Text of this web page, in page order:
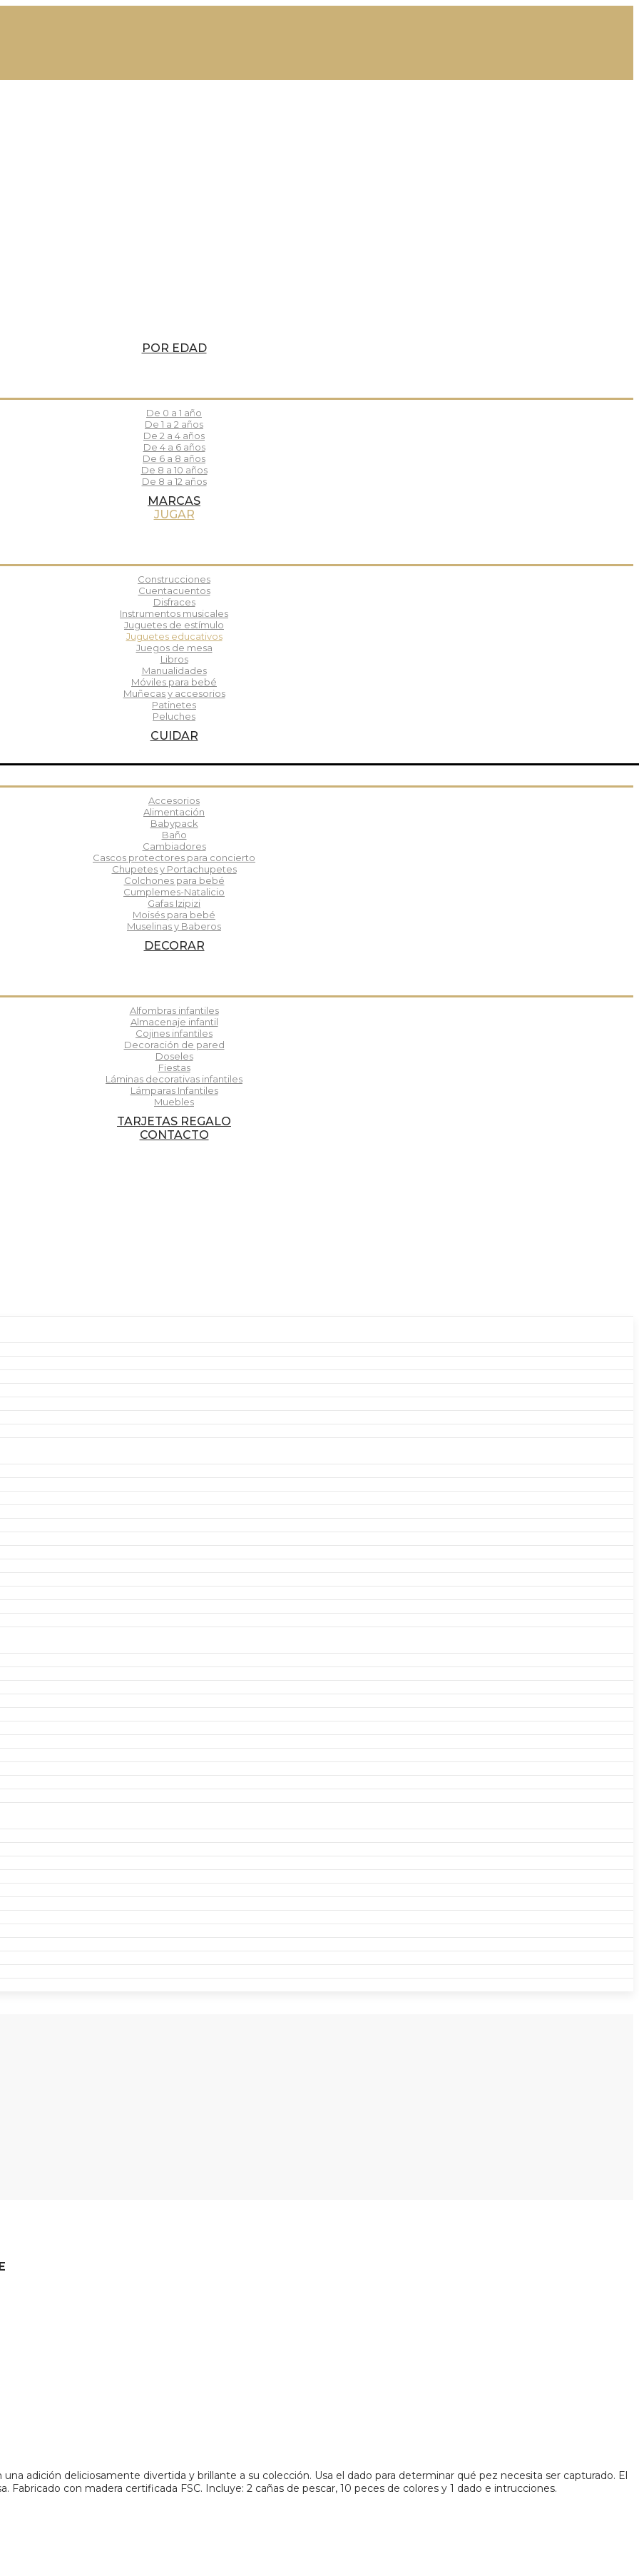
POR EDAD
De 0 a 1 año
De 1 a 2 años
De 2 a 4 años
De 4 a 6 años
De 6 a 8 años
De 8 a 10 años
De 8 a 12 años
MARCAS
JUGAR
Construcciones
Cuentacuentos
Disfraces
Instrumentos musicales
Juguetes de estímulo
Juguetes educativos
Juegos de mesa
Libros
Manualidades
Móviles para bebé
Muñecas y accesorios
Patinetes
Peluches
CUIDAR
Accesorios
Alimentación
Babypack
Baño
Cambiadores
Cascos protectores para concierto
Chupetes y Portachupetes
Colchones para bebé
Cumplemes-Natalicio
Gafas Izipizi
Moisés para bebé
Muselinas y Baberos
DECORAR
Alfombras infantiles
Almacenaje infantil
Cojines infantiles
Decoración de pared
Doseles
Fiestas
Láminas decorativas infantiles
Lámparas Infantiles
Muebles
TARJETAS REGALO
CONTACTO
adición deliciosamente divertida y brillante a su colección. Usa el dado para determinar qué pez necesita ser capturado. El
con madera certificada FSC. Incluye: 2 cañas de pescar, 10 peces de colores y 1 dado e intrucciones.